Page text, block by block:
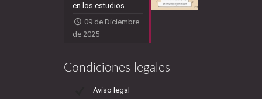
en los estudios
09 de Diciembre
de 2025
Condiciones legales
Aviso legal